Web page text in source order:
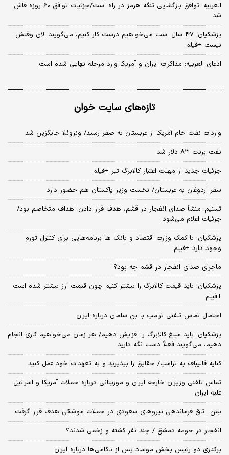
العربیه: توافق بازگشایی تنگه هرمز در راه است/جزئیات توافق ۶۰ روزه فاش
شد
پزشکیان: ۴۷ سال است می‌خواهیم درست کار کنیم، می‌گویند الان وقتش
نیست +فیلم
ادعای العربیه: مذاکرات ایران و آمریکا وارد مرحله نهایی شده است
تازه‌های سایت خوان
واردات نفت خام آمریکا از عربستان به صفر رسید/ ونزوئلا جایگزین شد
نفت برنت ۸۳ دلار شد
جزئیات جدید از مهلت اعتبار کالابرگ تیر +فیلم
سفر اردوغان به عربستان/ نخست وزیر پاکستان هم حضور دارد
تسنیم: منشأ صدای انفجار در قشم، هدف قرار دادن اهداف متخاصم بود/
جزئیات اعلام می‌شود
پزشکیان: با کمک وزارت اقتصاد و بانک ها برنامه‌هایی برای کنترل تورم
وجود دارد +فیلم
ماجرای صدای انفجار در قشم چه بود؟
پزشکیان: باید قیمت کالابرگ را بیشتر کنیم چون قیمت ارز بیشتر شده است
+فیلم
احتمال تماس تلفنی ترامپ با بن سلمان درباره ایران
پزشکیان: باید مبلغ کالابرگ را افزایش دهیم/ هر زمان می‌خواهیم کاری انجام
دهیم، می‌گویند فعلاً دست نگه دارید
کنایه قالیباف به ترامپ/ حقایق را بپذیرید و به تعهدات خود عمل کنید
تماس تلفنی وزیران خارجه ایران و موریتانی درباره حملات آمریکا و اسرائیل
علیه ایران
یمن: اتاق فرماندهی نیروهای سعودی در حملات موشکی هدف قرار گرفت
انفجار در حومه دمشق / چند نفر کشته و زخمی شدند؟
برکناری دو رئیس بخش موساد پس از ناکامی‌ها درباره ایران